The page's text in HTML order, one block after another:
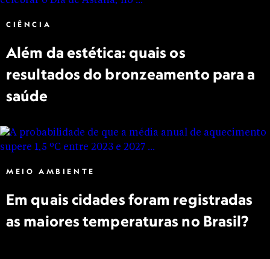
CIÊNCIA
Além da estética: quais os
resultados do bronzeamento para a
saúde
MEIO AMBIENTE
Em quais cidades foram registradas
as maiores temperaturas no Brasil?